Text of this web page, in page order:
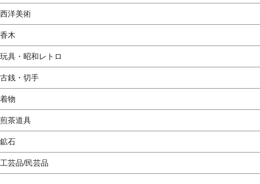
西洋美術
香木
玩具・昭和レトロ
古銭・切手
着物
煎茶道具
鉱石
工芸品/民芸品